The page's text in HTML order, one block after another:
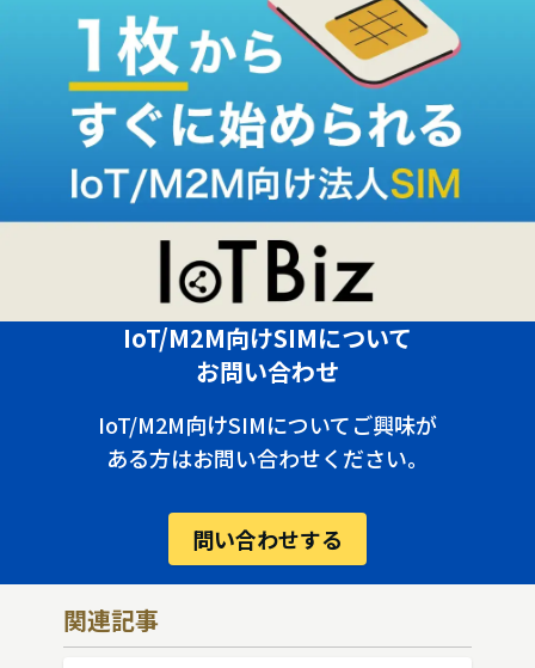
IoT/M2M向けSIMについて
お問い合わせ
IoT/M2M向けSIMについてご興味が
ある方はお問い合わせください。
問い合わせする
関連記事